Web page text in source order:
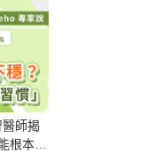
師揭
根本沒